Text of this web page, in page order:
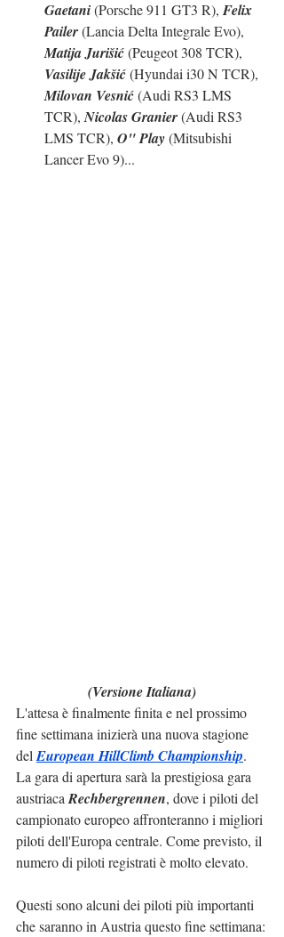
Gaetani (Porsche 911 GT3 R), Felix
Pailer (Lancia Delta Integrale Evo),
Matija Jurišić (Peugeot 308 TCR),
Vasilije Jakšić (Hyundai i30 N TCR),
Milovan Vesnić (Audi RS3 LMS
TCR), Nicolas Granier (Audi RS3
LMS TCR), O" Play (Mitsubishi
Lancer Evo 9)...
(Versione Italiana)
L'attesa è finalmente finita e nel prossimo
fine settimana inizierà una nuova stagione
del European HillClimb Championship.
La gara di apertura sarà la prestigiosa gara
austriaca Rechbergrennen, dove i piloti del
campionato europeo affronteranno i migliori
piloti dell'Europa centrale. Come previsto, il
numero di piloti registrati è molto elevato.
Questi sono alcuni dei piloti più importanti
che saranno in Austria questo fine settimana: